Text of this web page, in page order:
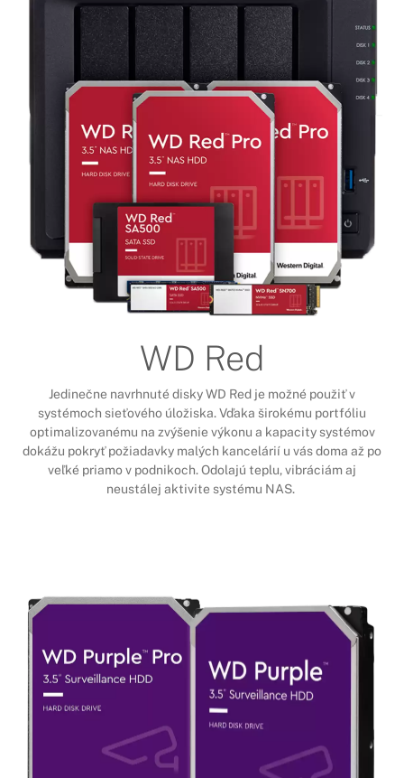
WD Red
Jedinečne navrhnuté disky WD Red je možné použiť v
systémoch sieťového úložiska. Vďaka širokému portfóliu
optimalizovanému na zvýšenie výkonu a kapacity systémov
dokážu pokryť požiadavky malých kancelárií u vás doma až po
veľké priamo v podnikoch. Odolajú teplu, vibráciám aj
neustálej aktivite systému NAS.